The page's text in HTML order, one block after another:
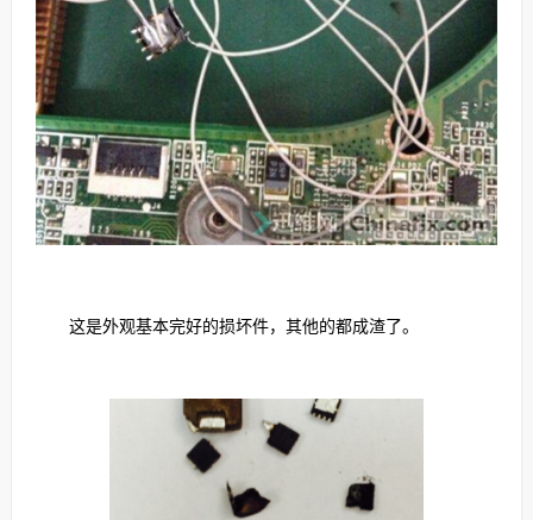
这是外观基本完好的损坏件，其他的都成渣了。